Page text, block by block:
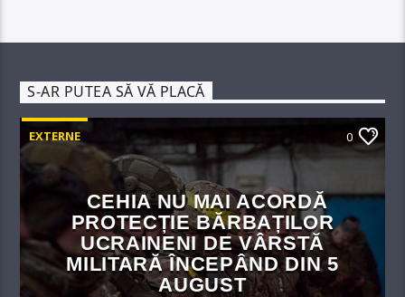
S-AR PUTEA SĂ VĂ PLACĂ
EXTERNE 0
CEHIA NU MAI ACORDĂ
PROTECȚIE BĂRBAȚILOR
UCRAINENI DE VÂRSTĂ
MILITARĂ ÎNCEPÂND DIN 5
AUGUST